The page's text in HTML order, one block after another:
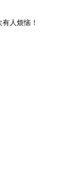
人烦恼！